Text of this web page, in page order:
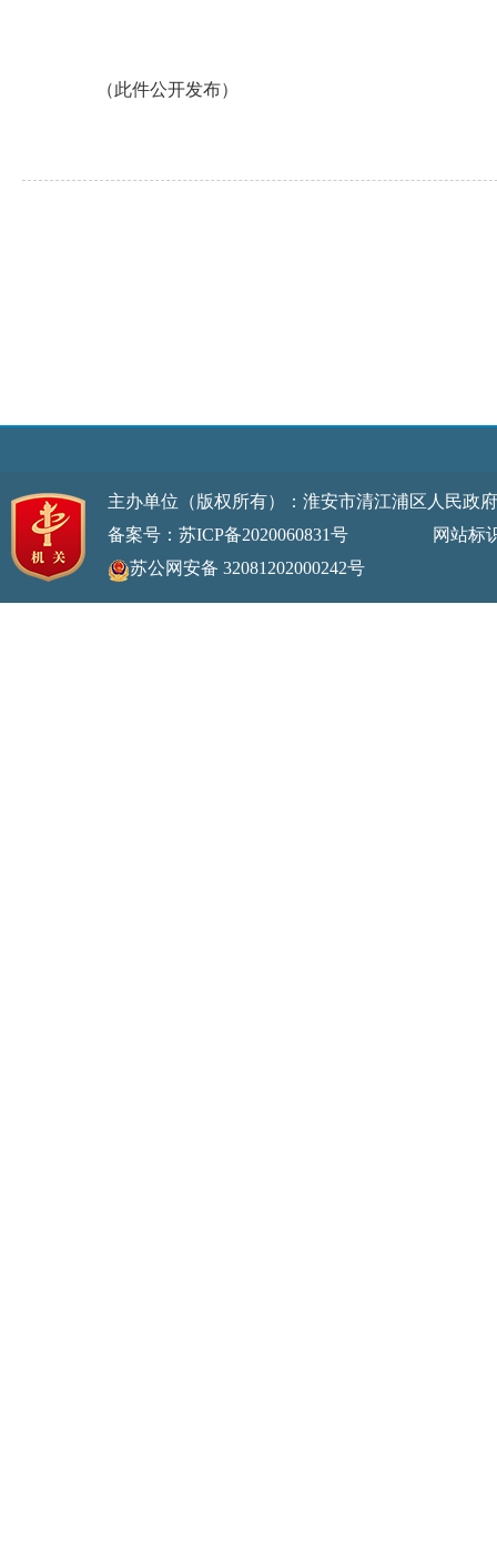
（此件公开发布）
主办单位（版权所有）：淮安市清江浦区人民
备案号：苏ICP备2020060831号
网站标识码
苏公网安备 32081202000242号